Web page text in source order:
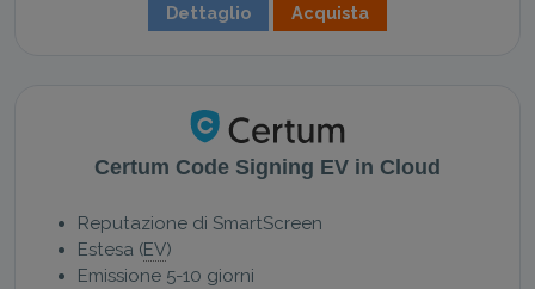
Dettaglio Acquista
Certum Code Signing EV in Cloud
Reputazione di SmartScreen
Estesa (EV)
Emissione 5-10 giorni